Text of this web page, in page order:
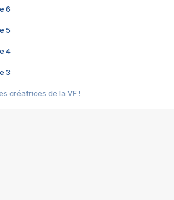
6
5
4
3
créatrices de la VF !